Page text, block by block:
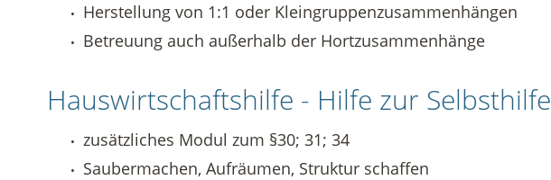
Herstellung von 1:1 oder Kleingruppenzusammenhängen
Betreuung auch außerhalb der Hortzusammenhänge
Hauswirtschaftshilfe - Hilfe zur Selbsthilfe
zusätzliches Modul zum §30; 31; 34
Saubermachen, Aufräumen, Struktur schaffen